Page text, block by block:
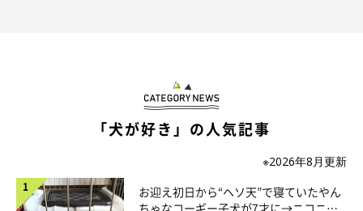
このようなアピールは、ほぼ毎日見られます。チョビは、
ばきっと別の物をもらえる』 と思っているのかもしれません」
「犬が好き」の人気記事
※2026年8月更新
お迎え初日から“ヘソ天”で寝ていたやん